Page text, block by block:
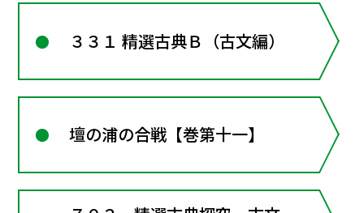
３３１ 精選古典Ｂ（古文編）
壇の浦の合戦【巻第十一】